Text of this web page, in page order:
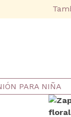
PARA NIÑA